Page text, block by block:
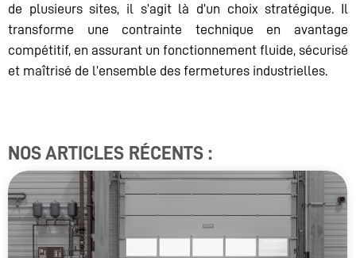
de plusieurs sites, il s’agit là d’un choix stratégique. Il
transforme une contrainte technique en avantage
compétitif, en assurant un fonctionnement fluide, sécurisé
et maîtrisé de l’ensemble des fermetures industrielles.
NOS ARTICLES RÉCENTS :